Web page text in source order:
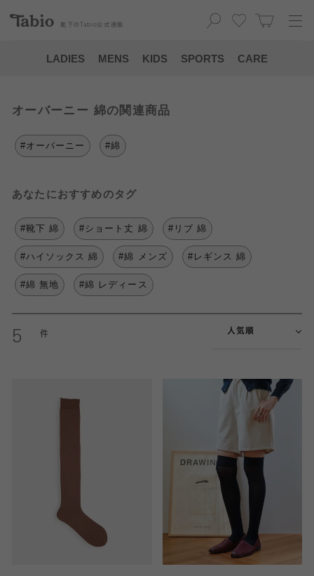
靴下の Tabio 公式通販
LADIES MENS KIDS SPORTS CARE
オーバーニー 綿の関連商品
#オーバーニー #綿
あなたにおすすめのタグ
#靴下 綿 #ショート丈 綿 #リブ 綿
#ハイソックス 綿 #綿 メンズ #レギンス 綿
#綿 無地 #綿 レディース
5 人気順